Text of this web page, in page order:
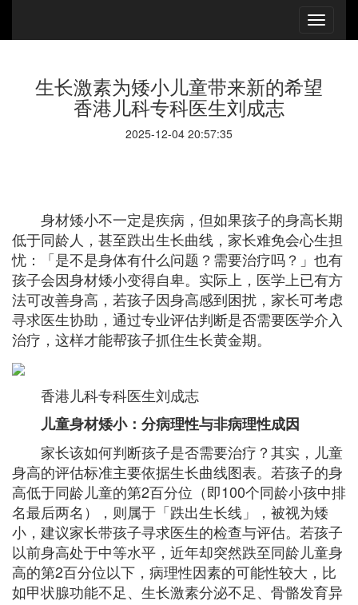
生长激素为矮小儿童带来新的希望
香港儿科专科医生刘成志
2025-12-04 20:57:35
身材矮小不一定是疾病，但如果孩子的身高长期
低于同龄人，甚至跌出生长曲线，家长难免会心生担
忧：「是不是身体有什么问题？需要治疗吗？」也有
孩子会因身材矮小变得自卑。实际上，医学上已有方
法可改善身高，若孩子因身高感到困扰，家长可考虑
寻求医生协助，通过专业评估判断是否需要医学介入
治疗，这样才能帮孩子抓住生长黄金期。
香港儿科专科医生刘成志
儿童身材矮小：分病理性与非病理性成因
家长该如何判断孩子是否需要治疗？其实，儿童
身高的评估标准主要依据生长曲线图表。若孩子的身
高低于同龄儿童的第2百分位（即100个同龄小孩中排
名最后两名），则属于「跌出生长线」，被视为矮
小，建议家长带孩子寻求医生的检查与评估。若孩子
以前身高处于中等水平，近年却突然跌至同龄儿童身
高的第2百分位以下，病理性因素的可能性较大，比
如甲状腺功能不足、生长激素分泌不足、骨骼发育异